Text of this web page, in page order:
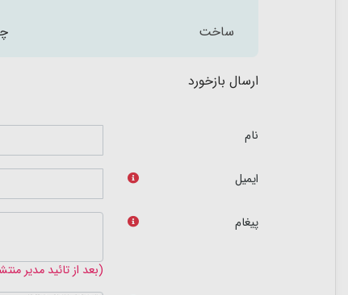
ساخت
ارسال بازخورد
نام
ایمیل
پیغام
(بعد از تائید مدیر